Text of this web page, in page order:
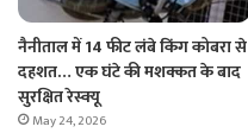
नैनीताल में 14 फीट लंबे किंग कोबरा से
दहशत… एक घंटे की मशक्कत के बाद
सुरक्षित रेस्क्यू
May 24, 2026